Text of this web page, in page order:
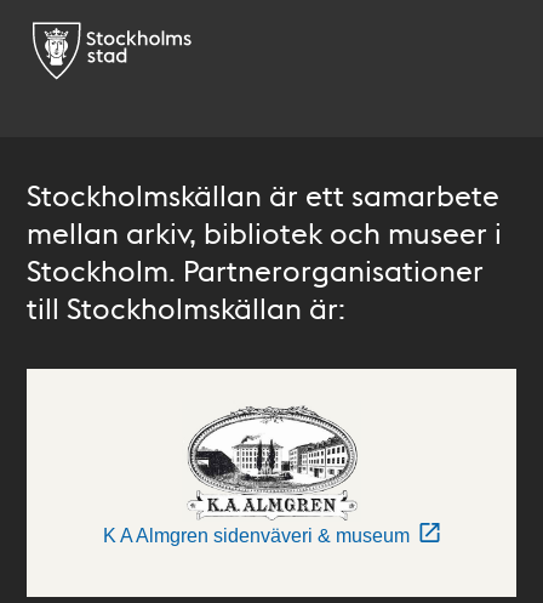
Stockholmskällan är ett samarbete
mellan arkiv, bibliotek och museer i
Stockholm. Partnerorganisationer
till Stockholmskällan är:
K A Almgren sidenväveri & museum